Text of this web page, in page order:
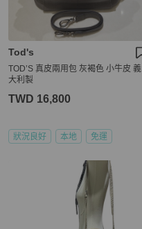
Tod's
TOD’S 真皮兩用包 灰褐色 小牛皮 義
大利製
TWD 16,800
狀況良好 本地 免運